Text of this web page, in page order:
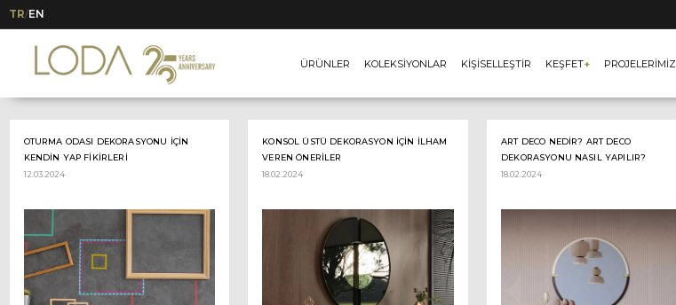
TR/EN
ÜRÜNLER KOLEKSİYONLAR KİŞİSELLEŞTİR KEŞFET+ PROJELERİMİZ
OTURMA ODASI DEKORASYONU İÇİN
KENDİN YAP FİKİRLERİ
12.03.2024
KONSOL ÜSTÜ DEKORASYON İÇIN İLHAM
VEREN ÖNERILER
18.02.2024
ART DECO NEDIR? ART DECO
DEKORASYONU NASIL YAPILIR?
18.02.2024